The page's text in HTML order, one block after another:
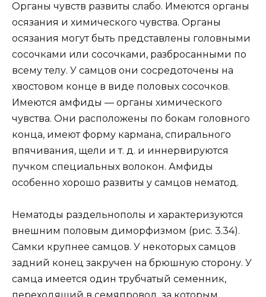
Органы чувств развиты слабо. Имеются органы
осязания и химического чувства. Органы
осязания могут быть представлены головными
сосочками или сосочками, разбросанными по
всему телу. У самцов они сосредоточены на
хвостовом конце в виде половых сосочков.
Имеются амфиды — органы химического
чувства. Они расположены по бокам головного
конца, имеют форму кармана, спирального
впячивания, щели и т. д. и иннервируются
пучком специальных волокон. Амфиды
особенно хорошо развиты у самцов нематод.
Нематоды раздельнополы и характеризуются
внешним половым диморфизмом (рис. 3.34).
Самки крупнее самцов. У некоторых самцов
задний конец закручен на брюшную сторону. У
самца имеется один трубчатый семенник,